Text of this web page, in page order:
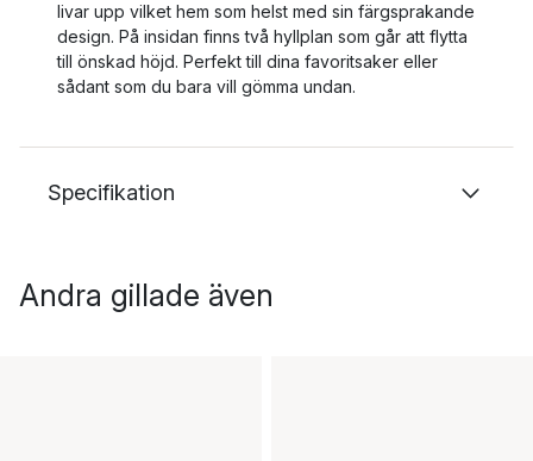
livar upp vilket hem som helst med sin färgsprakande
design. På insidan finns två hyllplan som går att flytta
till önskad höjd. Perfekt till dina favoritsaker eller
sådant som du bara vill gömma undan.
Specifikation
Andra gillade även